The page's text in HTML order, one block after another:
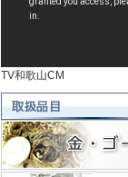
TV和歌山CM